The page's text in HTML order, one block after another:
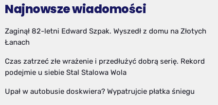
Najnowsze wiadomości
Zaginął 82-letni Edward Szpak. Wyszedł z domu na Złotych
Łanach
Czas zatrzeć złe wrażenie i przedłużyć dobrą serię. Rekord
podejmie u siebie Stal Stalowa Wola
Upał w autobusie doskwiera? Wypatrujcie płatka śniegu